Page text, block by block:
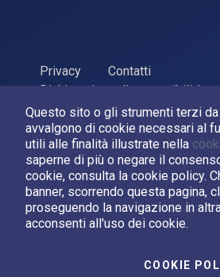
Questo sito o gli strumenti terzi
avvalgono di cookie necessari al
utili alle finalità illustrate nella
saperne di più o negare il
cookie, consulta la cookie policy.
banner, scorrendo questa pagina,
proseguendo la navigazione in
acconsenti all'uso dei cookie.
COOKIE
Privacy
Contatti
Dichiarazione di accessibilità
ASI Agenzia Spaziale Italiana, 2026.
Sviluppato daLPM
Seguici su:
Asi su Facebook
Asi su XCanale Asi